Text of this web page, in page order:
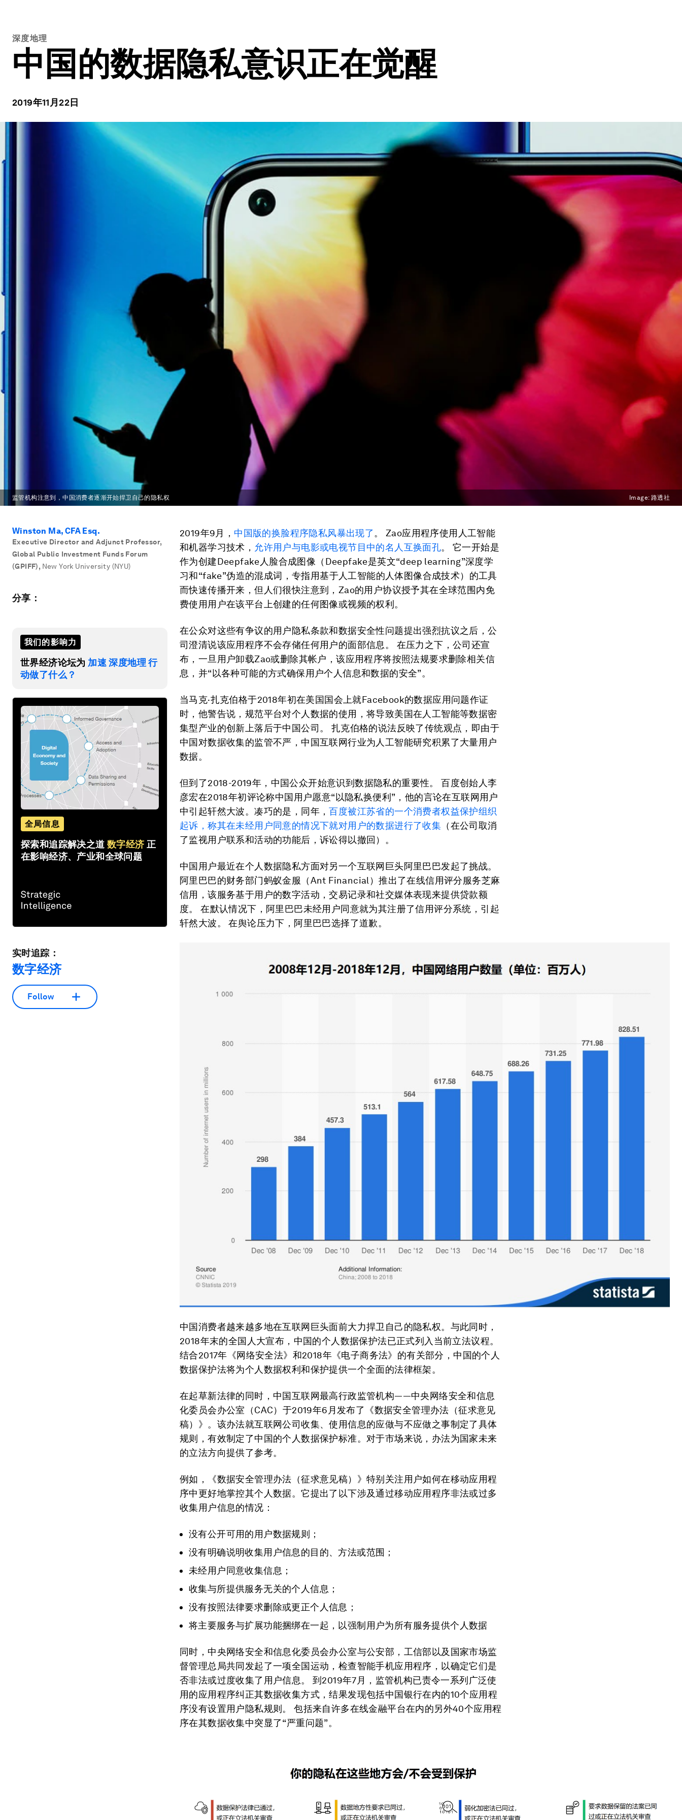
深度地理
中国的数据隐私意识正在觉醒
2019年11月22日
监管机构注意到，中国消费者逐渐开始捍卫自己的隐私权 Image: 路透社
Winston Ma, CFA Esq.
Executive Director and Adjunct Professor,
Global Public Investment Funds Forum
(GPIFF), New York University (NYU)
分享：
我们的影响力
世界经济论坛为 加速 深度地理 行
动做了什么？
全局信息
探索和追踪解决之道 数字经济 正
在影响经济、产业和全球问题
实时追踪：
数字经济
Follow
2019年9月， 中国版的换脸程序隐私风暴出现了。 Zao应用程序使用人工智能
和机器学习技术， 允许用户与电影或电视节目中的名人互换面孔。 它一开始是
作为创建Deepfake人脸合成图像（Deepfake是英文“deep learning”深度学
习和“fake”伪造的混成词，专指用基于人工智能的人体图像合成技术）的工具
而快速传播开来，但人们很快注意到，Zao的用户协议授予其在全球范围内免
费使用用户在该平台上创建的任何图像或视频的权利。
在公众对这些有争议的用户隐私条款和数据安全性问题提出强烈抗议之后，公
司澄清说该应用程序不会存储任何用户的面部信息。 在压力之下，公司还宣
布，一旦用户卸载Zao或删除其帐户，该应用程序将按照法规要求删除相关信
息，并“以各种可能的方式确保用户个人信息和数据的安全”。
当马克·扎克伯格于2018年初在美国国会上就Facebook的数据应用问题作证
时，他警告说，规范平台对个人数据的使用，将导致美国在人工智能等数据密
集型产业的创新上落后于中国公司。 扎克伯格的说法反映了传统观点，即由于
中国对数据收集的监管不严，中国互联网行业为人工智能研究积累了大量用户
数据。
但到了2018-2019年，中国公众开始意识到数据隐私的重要性。 百度创始人李
彦宏在2018年初评论称中国用户愿意“以隐私换便利”，他的言论在互联网用户
中引起轩然大波。凑巧的是，同年，百度被江苏省的一个消费者权益保护组织
起诉，称其在未经用户同意的情况下就对用户的数据进行了收集 （在公司取消
了监视用户联系和活动的功能后，诉讼得以撤回）。
中国用户最近在个人数据隐私方面对另一个互联网巨头阿里巴巴发起了挑战。
阿里巴巴的财务部门蚂蚁金服（Ant Financial）推出了在线信用评分服务芝麻
信用，该服务基于用户的数字活动，交易记录和社交媒体表现来提供贷款额
度。 在默认情况下，阿里巴巴未经用户同意就为其注册了信用评分系统，引起
轩然大波。 在舆论压力下，阿里巴巴选择了道歉。
中国消费者越来越多地在互联网巨头面前大力捍卫自己的隐私权。与此同时，
2018年末的全国人大宣布，中国的个人数据保护法已正式列入当前立法议程。
结合2017年《网络安全法》和2018年《电子商务法》的有关部分，中国的个人
数据保护法将为个人数据权利和保护提供一个全面的法律框架。
在起草新法律的同时，中国互联网最高行政监管机构——中央网络安全和信息
化委员会办公室（CAC）于2019年6月发布了《数据安全管理办法（征求意见
稿）》。该办法就互联网公司收集、使用信息的应做与不应做之事制定了具体
规则，有效制定了中国的个人数据保护标准。对于市场来说，办法为国家未来
的立法方向提供了参考。
例如，《数据安全管理办法（征求意见稿）》特别关注用户如何在移动应用程
序中更好地掌控其个人数据。它提出了以下涉及通过移动应用程序非法或过多
收集用户信息的情况：
没有公开可用的用户数据规则；
没有明确说明收集用户信息的目的、方法或范围；
未经用户同意收集信息；
收集与所提供服务无关的个人信息；
没有按照法律要求删除或更正个人信息；
将主要服务与扩展功能捆绑在一起，以强制用户为所有服务提供个人数据
同时，中央网络安全和信息化委员会办公室与公安部，工信部以及国家市场监
督管理总局共同发起了一项全国运动，检查智能手机应用程序，以确定它们是
否非法或过度收集了用户信息。 到2019年7月，监管机构已责令一系列广泛使
用的应用程序纠正其数据收集方式，结果发现包括中国银行在内的10个应用程
序没有设置用户隐私规则。 包括来自许多在线金融平台在内的另外40个应用程
序在其数据收集中突显了“严重问题”。